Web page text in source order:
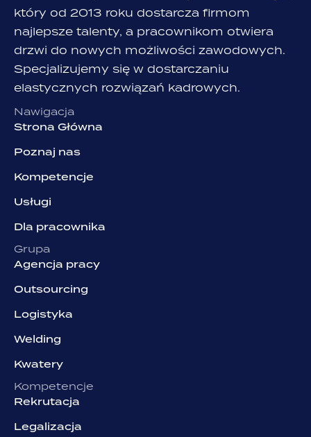
który od 2013 roku dostarcza firmom
najlepsze talenty, a pracownikom otwiera
drzwi do nowych możliwości zawodowych.
Specjalizujemy się w dostarczaniu
elastycznych rozwiązań kadrowych.
Nawigacja
Strona Główna
Poznaj nas
Kompetencje
Usługi
Dla pracownika
Grupa
Agencja pracy
Outsourcing
Logistyka
Welding
Kwatery
Kompetencje
Rekrutacja
Legalizacja